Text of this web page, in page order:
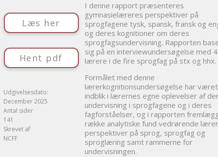
Læs her
Hent pdf
Udgivelsesdato:
December 2025
Antal sider
141
Skrevet af
NCFF
I denne rapport præsenteres
gymnasielæreres perspektiver på
sprogfagene tysk, spansk, fransk og
og deres kognitioner om deres
sprogfagsundervisning. Rapporten
sig på en interviewundersøgelse med
lærere i de fire sprogfag på stx og hhx.
Formålet med denne
lærerkognitionsundersøgelse har
indblik i lærernes egne oplevelser af
undervisning i sprogfagene og i deres
fagforståelser, og i rapporten
række analytiske fund vedrørende
perspektiver på sprog, sprogfag og
sproglæring samt rammerne for
undervisningen.